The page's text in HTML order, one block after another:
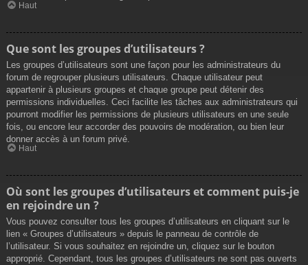
Haut
Que sont les groupes d’utilisateurs ?
Les groupes d’utilisateurs sont une façon pour les administrateurs du
forum de regrouper plusieurs utilisateurs. Chaque utilisateur peut
appartenir à plusieurs groupes et chaque groupe peut détenir des
permissions individuelles. Ceci facilite les tâches aux administrateurs qui
pourront modifier les permissions de plusieurs utilisateurs en une seule
fois, ou encore leur accorder des pouvoirs de modération, ou bien leur
donner accès à un forum privé.
Haut
Où sont les groupes d’utilisateurs et comment puis-je
en rejoindre un ?
Vous pouvez consulter tous les groupes d’utilisateurs en cliquant sur le
lien « Groupes d’utilisateurs » depuis le panneau de contrôle de
l’utilisateur. Si vous souhaitez en rejoindre un, cliquez sur le bouton
approprié. Cependant, tous les groupes d’utilisateurs ne sont pas ouverts